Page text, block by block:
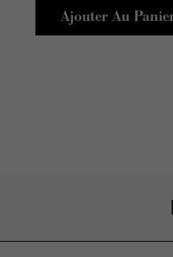
Ajouter Au